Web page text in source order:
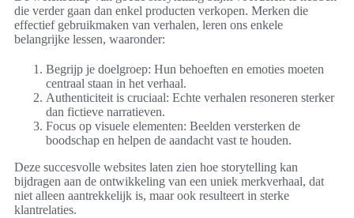
die verder gaan dan enkel producten verkopen. Merken die
effectief gebruikmaken van verhalen, leren ons enkele
belangrijke lessen, waaronder:
Begrijp je doelgroep: Hun behoeften en emoties moeten
centraal staan in het verhaal.
Authenticiteit is cruciaal: Echte verhalen resoneren sterker
dan fictieve narratieven.
Focus op visuele elementen: Beelden versterken de
boodschap en helpen de aandacht vast te houden.
Deze succesvolle websites laten zien hoe storytelling kan
bijdragen aan de ontwikkeling van een uniek merkverhaal, dat
niet alleen aantrekkelijk is, maar ook resulteert in sterke
klantrelaties.